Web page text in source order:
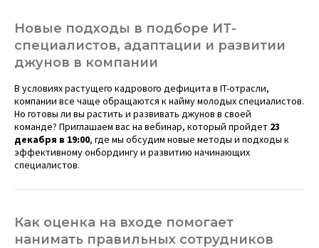
Новые подходы в подборе ИТ-
специалистов, адаптации и развитии
джунов в компании
В условиях растущего кадрового дефицита в IT-отрасли,
компании все чаще обращаются к найму молодых специалистов.
Но готовы ли вы растить и развивать джунов в своей
команде? Приглашаем вас на вебинар, который пройдет 23
декабря в 19:00, где мы обсудим новые методы и подходы к
эффективному онбордингу и развитию начинающих
специалистов.
Как оценка на входе помогает
нанимать правильных сотрудников